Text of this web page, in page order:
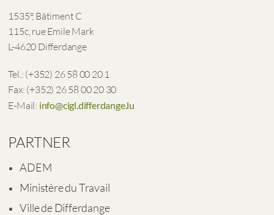
1535°, Bâtiment C
115c, rue Emile Mark
L-4620 Differdange
Tel.: (+352) 26 58 00 20 1
Fax: (+352) 26 58 00 20 30
E-Mail: info@cigl.differdange.lu
PARTNER
ADEM
Ministère du Travail
Ville de Differdange